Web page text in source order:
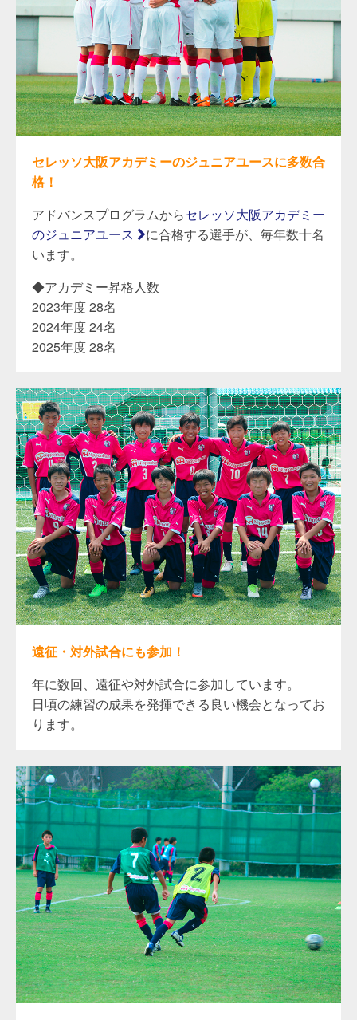
セレッソ大阪アカデミーのジュニアユースに多数合
格！
アドバンスプログラムからセレッソ大阪アカデミー
のジュニアユース
に合格する選手が、毎年数十名
います。
◆アカデミー昇格人数
2023年度 28名
2024年度 24名
2025年度 28名
遠征・対外試合にも参加！
年に数回、遠征や対外試合に参加しています。
日頃の練習の成果を発揮できる良い機会となってお
ります。